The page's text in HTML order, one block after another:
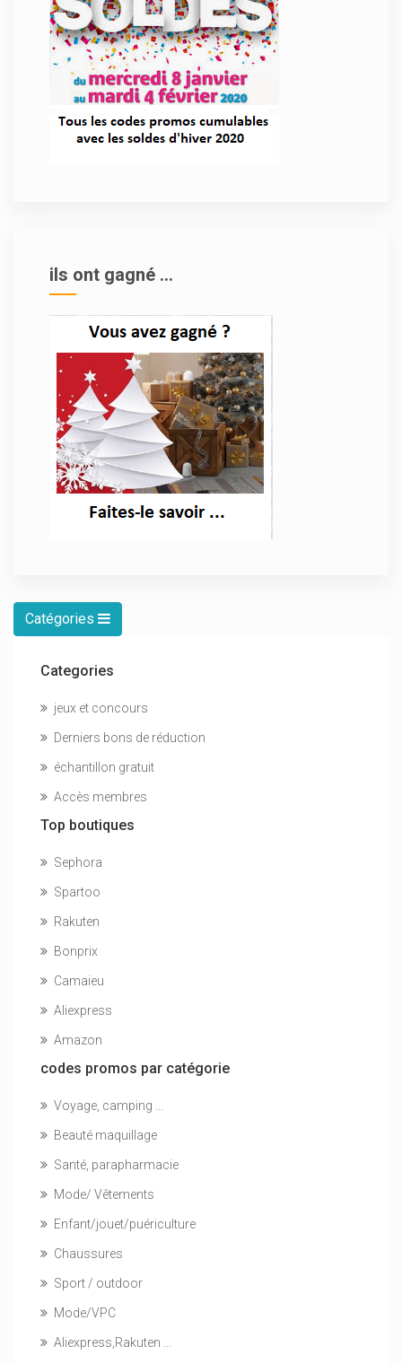
ils ont gagné ...
Catégories
Categories
jeux et concours
Derniers bons de réduction
échantillon gratuit
Accès membres
Top boutiques
Sephora
Spartoo
Rakuten
Bonprix
Camaieu
Aliexpress
Amazon
codes promos par catégorie
Voyage, camping ...
Beauté maquillage
Santé, parapharmacie
Mode/ Vêtements
Enfant/jouet/puériculture
Chaussures
Sport / outdoor
Mode/VPC
Aliexpress,Rakuten ...